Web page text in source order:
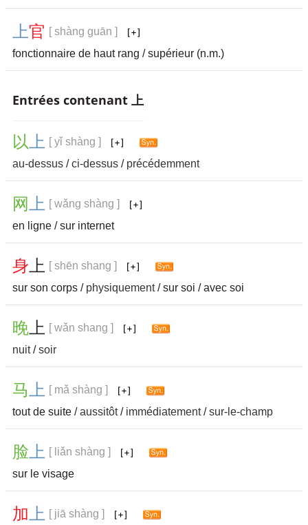
上官 [ shàng guān ]
fonctionnaire de haut rang / supérieur (n.m.)
Entrées contenant 上
以 上 [ yǐ shàng ]
au-dessus /ci-dessus / précédemment
网 上 [ wǎng shàng ]
en ligne / sur internet
身 上 [ shēn shang ]
sur son corps / physiquement/ sur soi / avec soi
晚 上 [ wǎn shang ]
nuit/soir
马 上 [ mǎ shàng ]
tout de suite /aussitôt/ immédiatement/sur-le-champ
脸 上 [ liǎn shàng ]
sur le visage
加 上 [ jiā shàng ]